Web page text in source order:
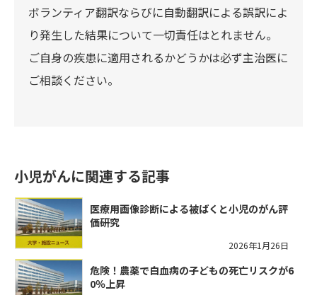
ボランティア翻訳ならびに自動翻訳による誤訳によ
り発生した結果について一切責任はとれません。
ご自身の疾患に適用されるかどうかは必ず主治医に
ご相談ください。
小児がんに関連する記事
医療用画像診断による被ばくと小児のがん評
価研究
2026年1月26日
危険！農薬で白血病の子どもの死亡リスクが6
0％上昇